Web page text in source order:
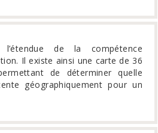
de la compétence
Il existe ainsi une carte de 36
de déterminer quelle
géographiquement pour un